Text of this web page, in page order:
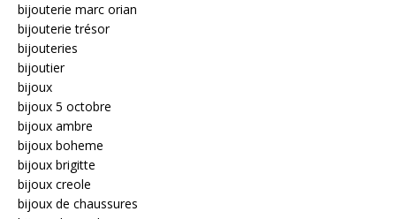
bijouterie marc orian
bijouterie trésor
bijouteries
bijoutier
bijoux
bijoux 5 octobre
bijoux ambre
bijoux boheme
bijoux brigitte
bijoux creole
bijoux de chaussures